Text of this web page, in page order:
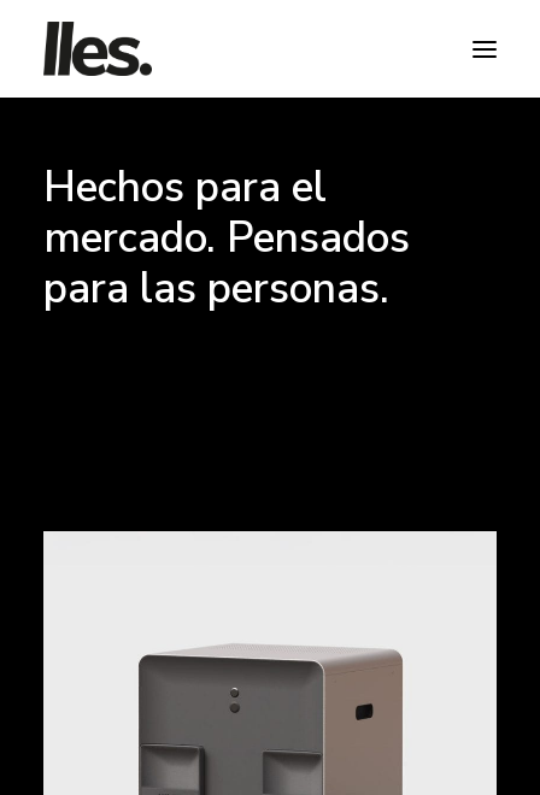
HABLA CON NOSOTROS
Hechos para el
mercado. Pensados
para las personas.